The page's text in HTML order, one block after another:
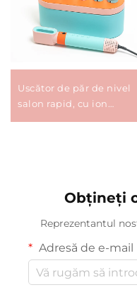
Uscător de păr de nivel
salon rapid, cu ion
Obțineți
Reprezentantul
Adresă de e-mail